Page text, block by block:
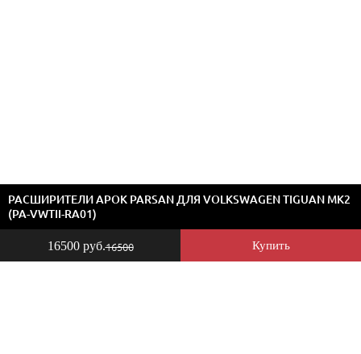
16500 руб.16500 Купить
РАСШИРИТЕЛИ АРОК PARSAN ДЛЯ VOLKSWAGEN TIGUAN MK2
(PA-VWTII-RA01)